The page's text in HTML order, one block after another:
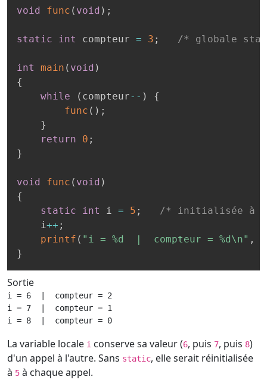
void func ( void ) ;
static int compteur = 3 ; /* globale
int main ( void )
{
while
( compteur-- )
{
func ( ) ;
}
return
0 ;
}
void func ( void )
{
static
int i = 5 ;
/* initialisée à 5
    i
++ ;
printf ( "i = %d  |  compteur = %d\n" ,
}
Sortie
i = 6  |  compteur = 2
i = 7  |  compteur = 1
i = 8  |  compteur = 0
La variable locale i conserve sa valeur (6, puis 7, puis 8)
d'un appel à l'autre. Sans static, elle serait réinitialisée
à 5 à chaque appel.